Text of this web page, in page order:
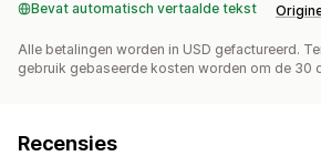
Bevat automatisch vertaalde tekst
Alle betalingen worden in USD gefactureerd.
gebruik gebaseerde kosten worden om de 30
Recensies